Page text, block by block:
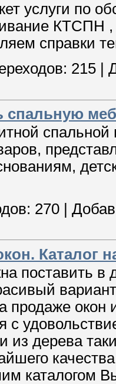
услуги по
КТСПН ,
справки
215
спальную
спальной
270
Каталог
поставить
продаже
из дерева
каталогом